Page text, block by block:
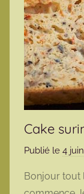
Cake
Publié le 4
Bonjour tout